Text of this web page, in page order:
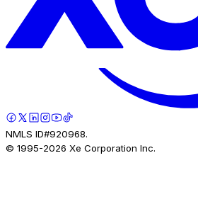
NMLS ID#920968.
© 1995-2026 Xe Corporation Inc.